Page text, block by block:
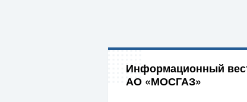
Информационный
АО «МОСГАЗ»